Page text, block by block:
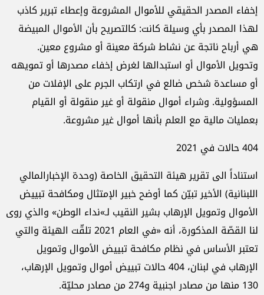
إخفاء المصدر الحقيقي للأموال المشروعة وإعطاء تبرير كاذب
لهذا المصدر بأي وسيلة كانت: كالتصريح بأن الأموال المبيضة
هي أرباح ناتجة عن نشاط شركة معينة أو مشروع معين.
وتحويل الأموال أو استبدالها لغرض إخفاء مصدرها أو تمويهه
أو مساعدة شخص ضالع في ارتكاب الجرم على الإفلات من
المسؤولية. وشراء أموال منقولة أو غير منقولة أو القيام
بعمليات مالية مع العلم بأنها أموال غير مشروعة.
404 حالات في 2021
استناداً الى تقرير هيئة التحقيق الخاصة (وحدة الإخبارالمالي
اللبنانية) الأخير تبيّن كما أوضح خبير الإمتثال ومكافحة تبييض
الأموال وتمويل الإرهاب بشير النقيب لـ»نداء الوطن» والذي روى
لنا القصّة المذكورة، أنه «في العام 2021 تلقّت الهيئة والتي
تعتبر الأساس في نظام مكافحة تبييض الأموال وتمويل
الإرهاب في لبنان، 404 حالات تبييض أموال وتمويل الإرهاب،
130 منها من مصادر اجنبية و274 من مصادر محليّة.